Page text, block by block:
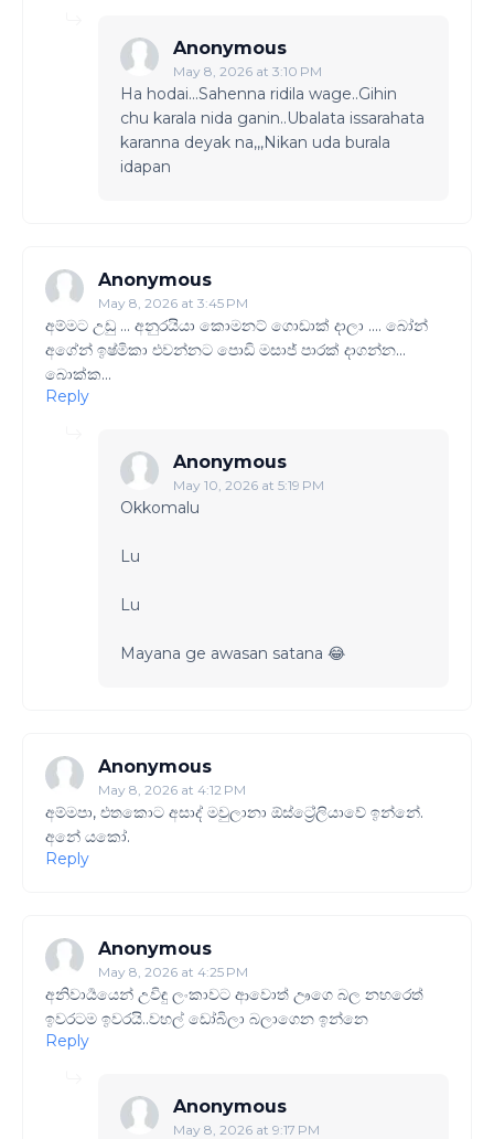
Anonymous
May 8, 2026 at 3:10 PM
Ha hodai...Sahenna ridila wage..Gihin
chu karala nida ganin..Ubalata issarahata
karanna deyak na,,,Nikan uda burala
idapan
Anonymous
May 8, 2026 at 3:45 PM
අම්මට උඩු ... අනුරයියා කොමනට් ගොඩාක් දාලා .... බෝන්
අගේන් ඉෂ්මිකා එවන්නට පොඩි මසාජ් පාරක් දාගන්න...
බොක්ක...
Reply
Anonymous
May 10, 2026 at 5:19 PM
Okkomalu
Lu
Lu
Mayana ge awasan satana 😂
Anonymous
May 8, 2026 at 4:12 PM
අම්මපා, එතකොට අසාද් මවුලානා ඕස්ට්‍රේලියාවේ ඉන්නේ.
අනේ යකෝ.
Reply
Anonymous
May 8, 2026 at 4:25 PM
අනිවාර්‍යයෙන් උවිඳු ලංකාවට ආවොත් ඌගෙ බල නහරෙත්
ඉවරටම ඉවරයි..වහල් ඩෝබිලා බලාගෙන ඉන්නෙ
Reply
Anonymous
May 8, 2026 at 9:17 PM